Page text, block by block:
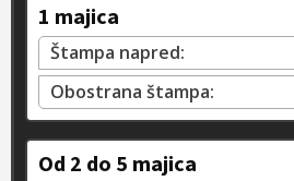
1 majica
Štampa napred:
Obostrana štampa:
Od 2 do 5 majica